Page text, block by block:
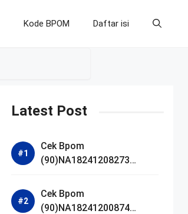
Kode BPOM Daftar isi
Latest Post
Cek Bpom
(90)NA18241208273
Bright Radiance Face
Wash
Cek Bpom
(90)NA18241200874